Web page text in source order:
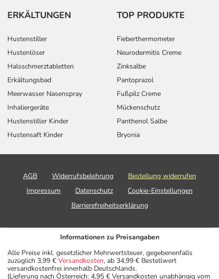
ERKÄLTUNGEN
Hustenstiller
Hustenlöser
Halsschmerztabletten
Erkältungsbad
Meerwasser Nasenspray
Inhaliergeräte
Hustenstiller Kinder
Hustensaft Kinder
TOP PRODUKTE
Fieberthermometer
Neurodermitis Creme
Zinksalbe
Pantoprazol
Fußpilz Creme
Mückenschutz
Panthenol Salbe
Bryonia
AGB Widerrufsbelehrung
Bestellung widerrufen
Impressum
Datenschutz
Cookie-Einstellungen
Barrierefreiheitserklärung
Informationen zu Preisangaben
Alle Preise inkl. gesetzlicher Mehrwertsteuer, gegebenenfalls
zuzüglich 3,99 € Versandkosten, ab 34,99 € Bestellwert
versandkostenfrei innerhalb Deutschlands.
(Lieferung nach Österreich: 4,95 € Versandkosten unabhängig vom